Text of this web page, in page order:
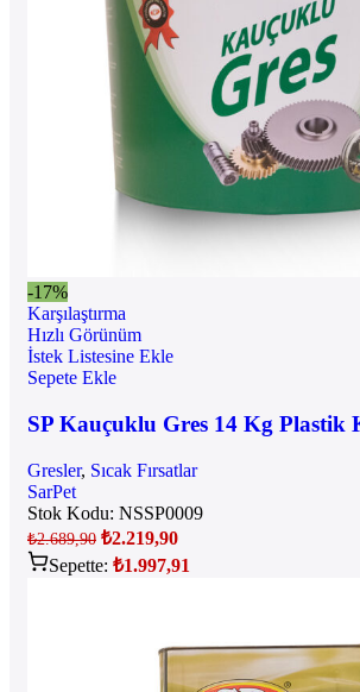
-17%
Karşılaştırma
Hızlı Görünüm
İstek Listesine Ekle
Sepete Ekle
SP Kauçuklu Gres 14 Kg Plastik
Gresler, Sıcak Fırsatlar
SarPet
Stok Kodu: NSSP0009
₺2.689,90 ₺2.219,90
Sepette: ₺1.997,91